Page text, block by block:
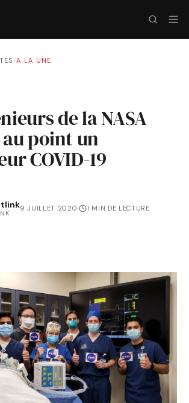
/A LA UNE
de la NASA
point un
COVID-19
9 JUILLET 2020· 1 MIN DE LECTURE